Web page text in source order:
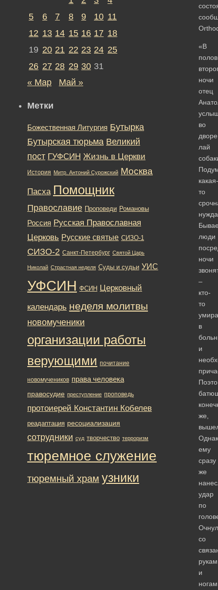
«В
ночи
отец
во
дворе
лай
какая-
то
люди
ночи
–
кто-
то
в
и
же,
ему
сразу
же
удар
по
со
и
5
6 7 8 9 10 11
12 13 14 15 16 17 18
19 20 21 22 23 24 25
26 27 28 29 30 31
« Мар
Май »
Метки
Божественная Литургия Бутырка
Бутырская тюрьма Великий
пост ГУФСИН Жизнь в Церкви
История Митр. Антоний Сурожский Москва
Пасха Помощник
Православие Проповеди Романовы
Россия Русская Православная
Церковь Русские святые СИЗО-1
СИЗО-2 Санкт-Петербург Святой Царь
Николай Страстная неделя Суды и судьи УИС
УФСИН ФСИН Церковный
календарь неделя молитвы
новомученики
организации работы
верующими почитание
новомучеников права человека
правосудие преступление проповедь
протоиерей Константин Кобелев
реадаптация ресоциализация
сотрудники суд творчество терроризм
тюремное служение
тюремный храм узники